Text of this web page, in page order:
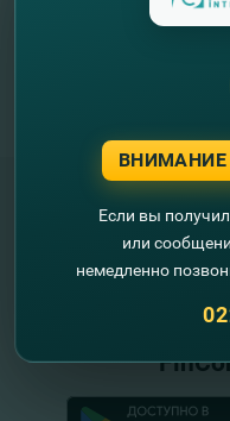
Схемы
Если вы
или
немедленно